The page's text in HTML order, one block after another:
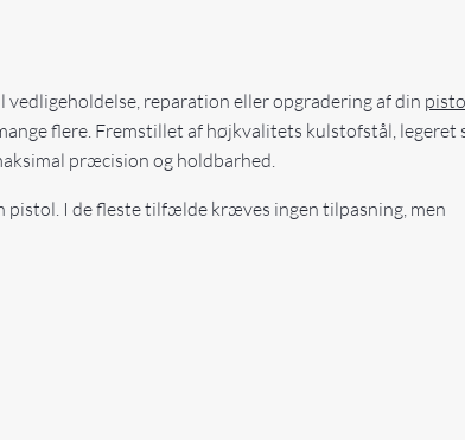
reparation eller opgradering af din
flere. Fremstillet af højkvalitets kulstofstål, legeret
præcision og holdbarhed.
pistol. I de fleste tilfælde kræves ingen tilpasning, men